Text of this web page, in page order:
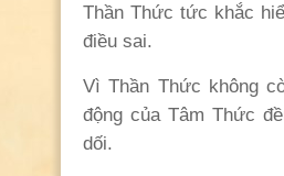
Thần Thức tức khắc
điều sai.
Vì Thần Thức không
động của Tâm Thức
dối.